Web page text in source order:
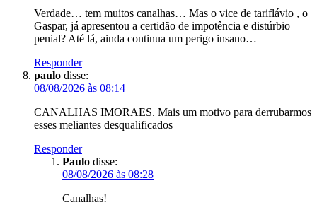
Verdade… tem muitos canalhas… Mas o vice de tariflávio , o
Gaspar, já apresentou a certidão de impotência e distúrbio
penial? Até lá, ainda continua um perigo insano…
Responder
paulo disse:
08/08/2026 às 08:14
CANALHAS IMORAES. Mais um motivo para derrubarmos
esses meliantes desqualificados
Responder
Paulo disse:
08/08/2026 às 08:28
Canalhas!